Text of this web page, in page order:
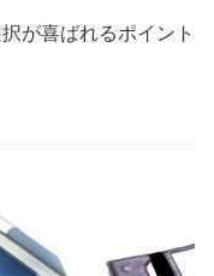
が喜ばれるポイント